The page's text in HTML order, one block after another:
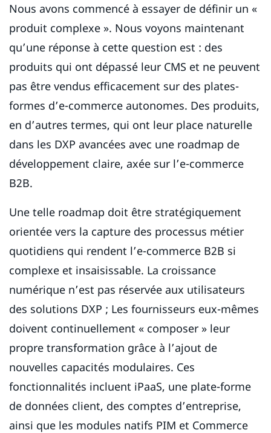
Nous avons commencé à essayer de définir un «
produit complexe ». Nous voyons maintenant
qu’une réponse à cette question est : des
produits qui ont dépassé leur CMS et ne peuvent
pas être vendus efficacement sur des plates-
formes d’e-commerce autonomes. Des produits,
en d’autres termes, qui ont leur place naturelle
dans les DXP avancées avec une roadmap de
développement claire, axée sur l’e-commerce
B2B.
Une telle roadmap doit être stratégiquement
orientée vers la capture des processus métier
quotidiens qui rendent l’e-commerce B2B si
complexe et insaisissable. La croissance
numérique n’est pas réservée aux utilisateurs
des solutions DXP ; Les fournisseurs eux-mêmes
doivent continuellement « composer » leur
propre transformation grâce à l’ajout de
nouvelles capacités modulaires. Ces
fonctionnalités incluent iPaaS, une plate-forme
de données client, des comptes d’entreprise,
ainsi que les modules natifs PIM et Commerce